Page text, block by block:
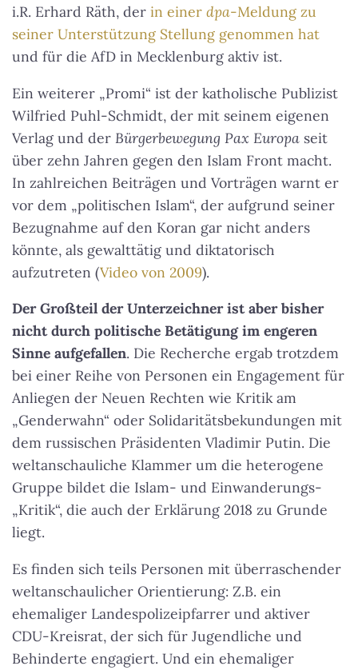
i.R. Erhard Räth, der in einer dpa-Meldung zu
seiner Unterstützung Stellung genommen hat
und für die AfD in Mecklenburg aktiv ist.
Ein weiterer „Promi“ ist der katholische Publizist
Wilfried Puhl-Schmidt, der mit seinem eigenen
Verlag und der Bürgerbewegung Pax Europa seit
über zehn Jahren gegen den Islam Front macht.
In zahlreichen Beiträgen und Vorträgen warnt er
vor dem „politischen Islam“, der aufgrund seiner
Bezugnahme auf den Koran gar nicht anders
könnte, als gewalttätig und diktatorisch
aufzutreten (Video von 2009).
Der Großteil der Unterzeichner ist aber bisher
nicht durch politische Betätigung im engeren
Sinne aufgefallen. Die Recherche ergab trotzdem
bei einer Reihe von Personen ein Engagement für
Anliegen der Neuen Rechten wie Kritik am
„Genderwahn“ oder Solidaritätsbekundungen mit
dem russischen Präsidenten Vladimir Putin. Die
weltanschauliche Klammer um die heterogene
Gruppe bildet die Islam- und Einwanderungs-
„Kritik“, die auch der Erklärung 2018 zu Grunde
liegt.
Es finden sich teils Personen mit überraschender
weltanschaulicher Orientierung: Z.B. ein
ehemaliger Landespolizeipfarrer und aktiver
CDU-Kreisrat, der sich für Jugendliche und
Behinderte engagiert. Und ein ehemaliger